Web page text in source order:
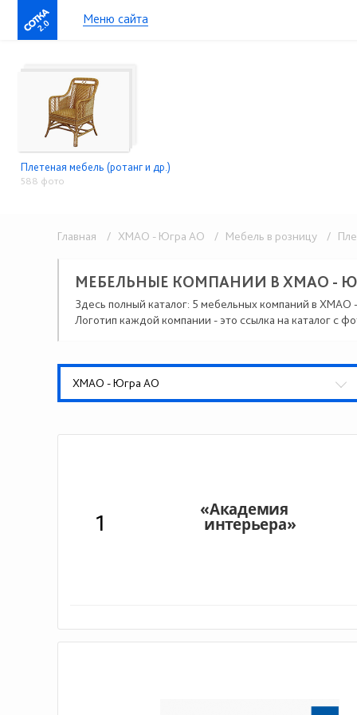
2.0 Меню сайта
Плетеная мебель (ротанг и др.)
588 фото
Главная / ХМАО - Югра АО / Мебель в розницу /
МЕБЕЛЬНЫЕ КОМПАНИИ В ХМАО -
Здесь полный каталог: 5 мебельных компаний в
Логотип каждой компании - это ссылка на каталог с
ХМАО - Югра АО
1